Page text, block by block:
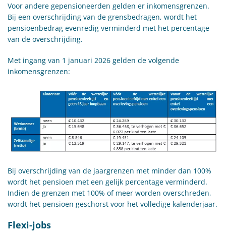
Voor andere gepensioneerden gelden er inkomensgrenzen.
Bij een overschrijding van de grensbedragen, wordt het
pensioenbedrag evenredig verminderd met het percentage
van de overschrijding.
Met ingang van 1 januari 2026 gelden de volgende
inkomensgrenzen:
​Bij overschrijding van de jaargrenzen met minder dan 100%
wordt het pensioen met een gelijk percentage verminderd.
Indien de grenzen met 100% of meer worden overschreden,
wordt het pensioen geschorst voor het volledige kalenderjaar.
Flexi-jobs